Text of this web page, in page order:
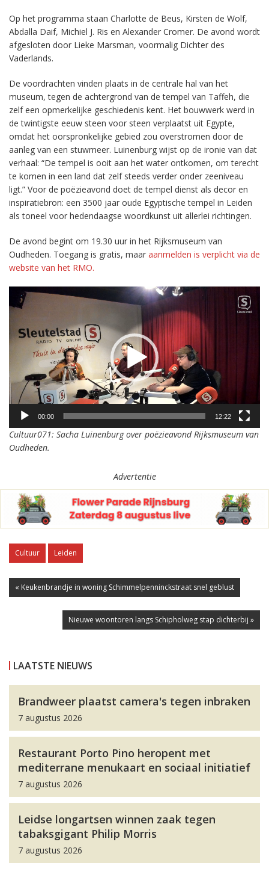
Op het programma staan Charlotte de Beus, Kirsten de Wolf,
Abdalla Daif, Michiel J. Ris en Alexander Cromer. De avond wordt
afgesloten door Lieke Marsman, voormalig Dichter des
Vaderlands.
De voordrachten vinden plaats in de centrale hal van het
museum, tegen de achtergrond van de tempel van Taffeh, die
zelf een opmerkelijke geschiedenis kent. Het bouwwerk werd in
de twintigste eeuw steen voor steen verplaatst uit Egypte,
omdat het oorspronkelijke gebied zou overstromen door de
aanleg van een stuwmeer. Luinenburg wijst op de ironie van dat
verhaal: “De tempel is ooit aan het water ontkomen, om terecht
te komen in een land dat zelf steeds verder onder zeeniveau
ligt.” Voor de poëzieavond doet de tempel dienst als decor en
inspiratiebron: een 3500 jaar oude Egyptische tempel in Leiden
als toneel voor hedendaagse woordkunst uit allerlei richtingen.
De avond begint om 19.30 uur in het Rijksmuseum van
Oudheden. Toegang is gratis, maar aanmelden is verplicht via de
website van het RMO.
Videospeler
00:00 12:22
Cultuur071: Sacha Luinenburg over poëzieavond Rijksmuseum van
Oudheden.
Advertentie
Cultuur Leiden
« Keukenbrandje in woning Schimmelpenninckstraat snel geblust
Nieuwe woontoren langs Schipholweg stap dichterbij »
LAATSTE NIEUWS
Brandweer plaatst camera's tegen inbraken
7 augustus 2026
Restaurant Porto Pino heropent met
mediterrane menukaart en sociaal initiatief
7 augustus 2026
Leidse longartsen winnen zaak tegen
tabaksgigant Philip Morris
7 augustus 2026